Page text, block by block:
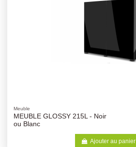
Meuble
MEUBLE GLOSSY 215L - Noir
ou Blanc
Ajouter au panier